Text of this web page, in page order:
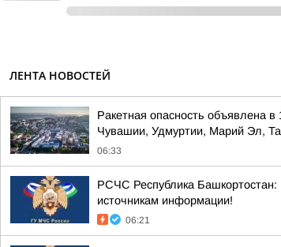
ЛЕНТА НОВОСТЕЙ
Ракетная опасность объявлена
Чувашии, Удмуртии, Марий Эл,
06:33
РСЧС Республика
источникам информации!
06:21